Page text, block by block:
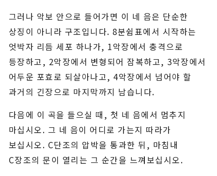
그러나 악보 안으로 들어가면 이 네 음은 단순한
상징이 아니라 구조입니다. 8분쉼표에서 시작하는
엇박자 리듬 세포 하나가, 1악장에서 충격으로
등장하고, 2악장에서 변형되어 잠복하고, 3악장에서
어두운 포효로 되살아나고, 4악장에서 넘어야 할
과거의 긴장으로 마지막까지 남습니다.
다음에 이 곡을 들으실 때, 첫 네 음에서 멈추지
마십시오. 그 네 음이 어디로 가는지 따라가
보십시오. C단조의 압박을 통과한 뒤, 마침내
C장조의 문이 열리는 그 순간을 느껴보십시오.